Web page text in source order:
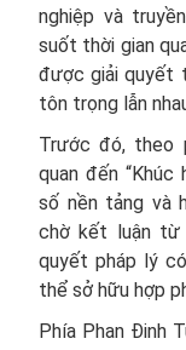
nghiệp và
suốt thời gian
được giải quyết
tôn trọng lẫn
Trước đó, theo
quan đến
số nền tảng và
chờ kết luận từ
quyết pháp lý
thể sở hữu hợp
Phía Phan Đinh